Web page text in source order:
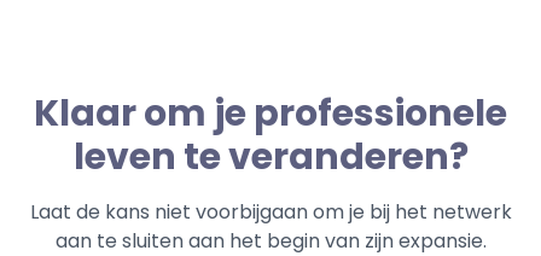
Klaar om je professionele
leven te veranderen?
Laat de kans niet voorbijgaan om je bij het netwerk
aan te sluiten aan het begin van zijn expansie.